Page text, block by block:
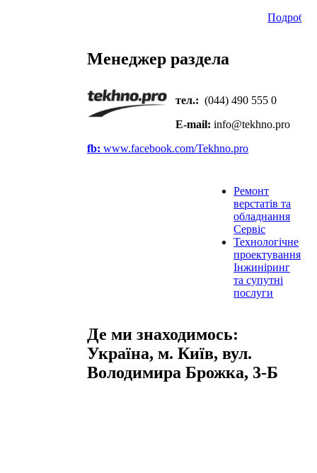
Менеджер раздела
тел.: (044) 490 555 0
E-mail: info@tekhno.pro
fb:www.facebook.com/Tekhno.pro
Ремонт
верстатів та
обладнання
Сервіс
Технологічне
проектування
Інжиніринг
та супутні
послуги
Де ми знаходимось:
Україна, м. Київ, вул.
Володимира Брожка, 3-Б